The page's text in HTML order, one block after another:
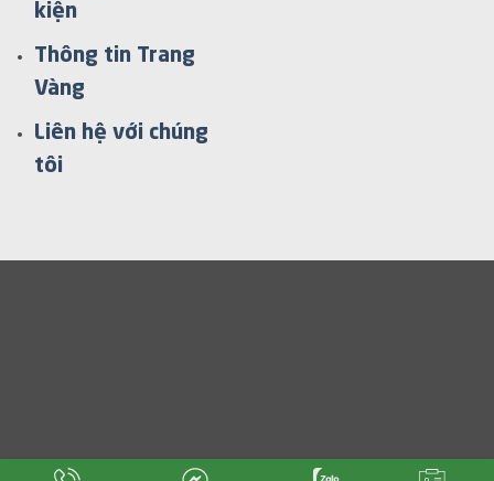
kiện
Thông tin Trang
Vàng
Liên hệ với chúng
tôi